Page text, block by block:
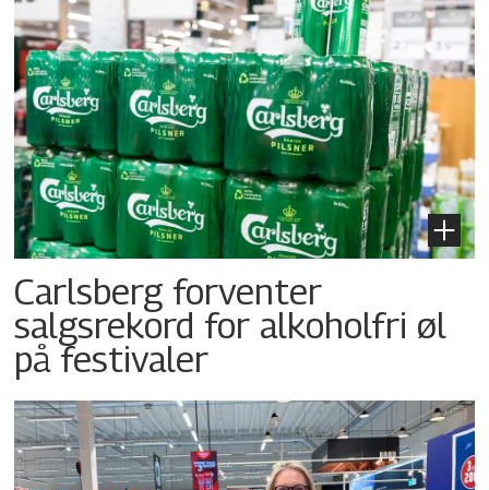
Carlsberg forventer
salgsrekord for alkoholfri øl
på festivaler